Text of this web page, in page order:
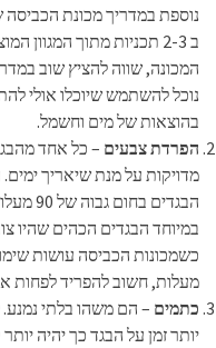
נוספת במדריך מכונת
ב 2-3 תכניות מתוך
המכונה, שווה להציץ שוב
נוכל להשתמש שיוכלו אולי
בהוצאות של מים וחשמל.
הפרדת צבעים – כל אחד
מדויקות על מנת שיאריך
במיוחד הבגדים הכהים שהיו
מעלות, חשוב להפריד לפחות
כתמים – הם משהו בלתי
יותר זמן על הבגד כך יהיה